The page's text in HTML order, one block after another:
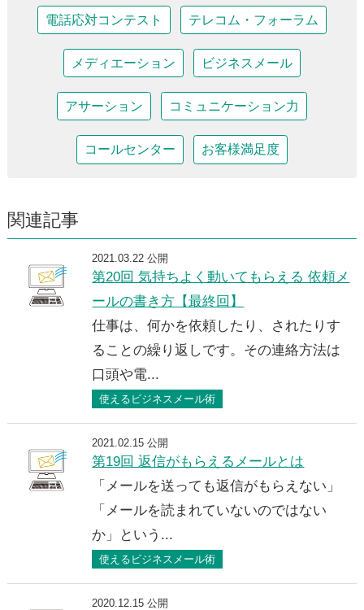
電話応対コンテスト テレコム・フォーラム
メディエーション ビジネスメール
アサーション コミュニケーション力
コールセンター お客様満足度
関連記事
2021.03.22 公開
第20回 気持ちよく動いてもらえる 依頼メ
ールの書き方【最終回】
仕事は、何かを依頼したり、されたりす
ることの繰り返しです。その連絡方法は
口頭や電...
使えるビジネスメール術
2021.02.15 公開
第19回 返信がもらえるメールとは
「メールを送っても返信がもらえない」
「メールを読まれていないのではない
か」という...
使えるビジネスメール術
2020.12.15 公開